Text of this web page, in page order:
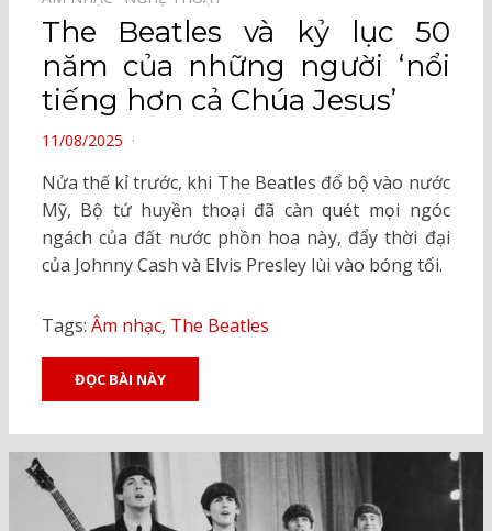
The Beatles và kỷ lục 50
năm của những người ‘nổi
tiếng hơn cả Chúa Jesus’
POSTED
11/08/2025
Nửa thế kỉ trước, khi The Beatles đổ bộ vào nước
Mỹ, Bộ tứ huyền thoại đã càn quét mọi ngóc
ngách của đất nước phồn hoa này, đẩy thời đại
của Johnny Cash và Elvis Presley lùi vào bóng tối.
Tags: Âm nhạc, The Beatles
ĐỌC BÀI NÀY